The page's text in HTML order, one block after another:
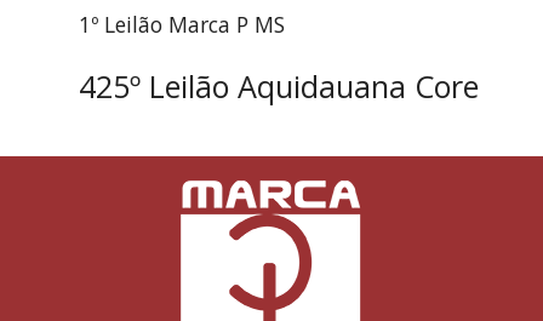
1º Leilão Marca P MS
425º Leilão Aquidauana Core